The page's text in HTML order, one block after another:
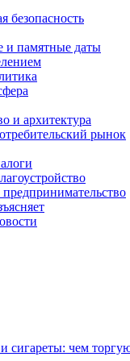
безопасность
и памятные даты
и архитектура
рынок
чем